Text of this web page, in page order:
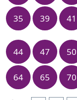
35 39 41
44 47 50
64 65 70